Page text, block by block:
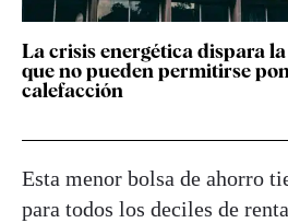
La crisis energética dispara
que no pueden permitirse
calefacción
Esta menor bolsa de ahorro
para todos los deciles de